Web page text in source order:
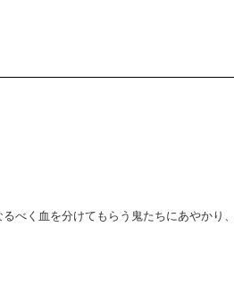
べく血を分けてもらう鬼たちにあやかり